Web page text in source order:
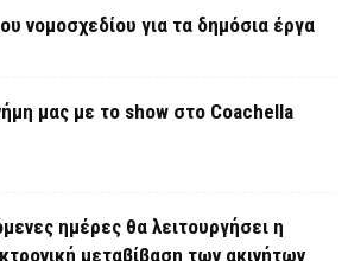
νομοσχεδίου για τα δημόσια έργα
μας με το show στο Coachella
ημέρες θα λειτουργήσει η
μεταβίβαση των ακινήτων